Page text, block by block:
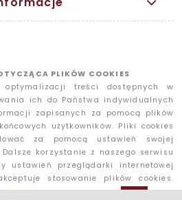
PLIKÓW COOKIES
treści dostępnych w
ich do Państwa indywidualnych
zapisanych za pomocą plików
użytkowników. Pliki cookies
za pomocą ustawień swojej
korzystanie z naszego serwisu
ustawień przeglądarki internetowej
stosowanie plików cookies.